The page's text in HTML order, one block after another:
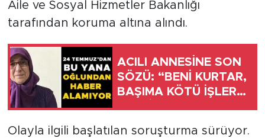
Aile ve Sosyal Hizmetler Bakanlığı
tarafından koruma altına alındı.
ACILI ANNESİNE SON
SÖZÜ: “BENİ KURTAR,
BAŞIMA KÖTÜ İŞLER
Olayla ilgili başlatılan soruşturma sürüyor.